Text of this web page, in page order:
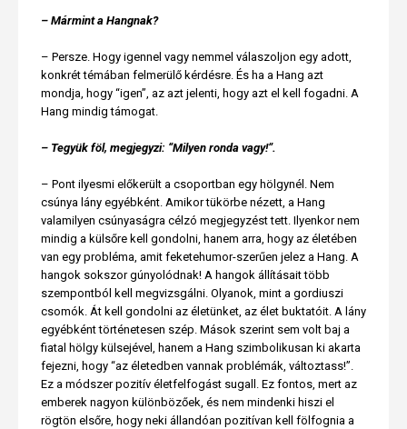
– Mármint a Hangnak?
– Persze. Hogy igennel vagy nemmel válaszoljon egy adott,
konkrét témában felmerülő kérdésre. És ha a Hang azt
mondja, hogy “igen”, az azt jelenti, hogy azt el kell fogadni. A
Hang mindig támogat.
– Tegyük föl, megjegyzi: “Milyen ronda vagy!”.
– Pont ilyesmi előkerült a csoportban egy hölgynél. Nem
csúnya lány egyébként. Amikor tükörbe nézett, a Hang
valamilyen csúnyaságra célzó megjegyzést tett. Ilyenkor nem
mindig a külsőre kell gondolni, hanem arra, hogy az életében
van egy probléma, amit feketehumor-szerűen jelez a Hang. A
hangok sokszor gúnyolódnak! A hangok állításait több
szempontból kell megvizsgálni. Olyanok, mint a gordiuszi
csomók. Át kell gondolni az életünket, az élet buktatóit. A lány
egyébként történetesen szép. Mások szerint sem volt baj a
fiatal hölgy külsejével, hanem a Hang szimbolikusan ki akarta
fejezni, hogy “az életedben vannak problémák, változtass!”.
Ez a módszer pozitív életfelfogást sugall. Ez fontos, mert az
emberek nagyon különbözőek, és nem mindenki hiszi el
rögtön elsőre, hogy neki állandóan pozitívan kell fölfognia a